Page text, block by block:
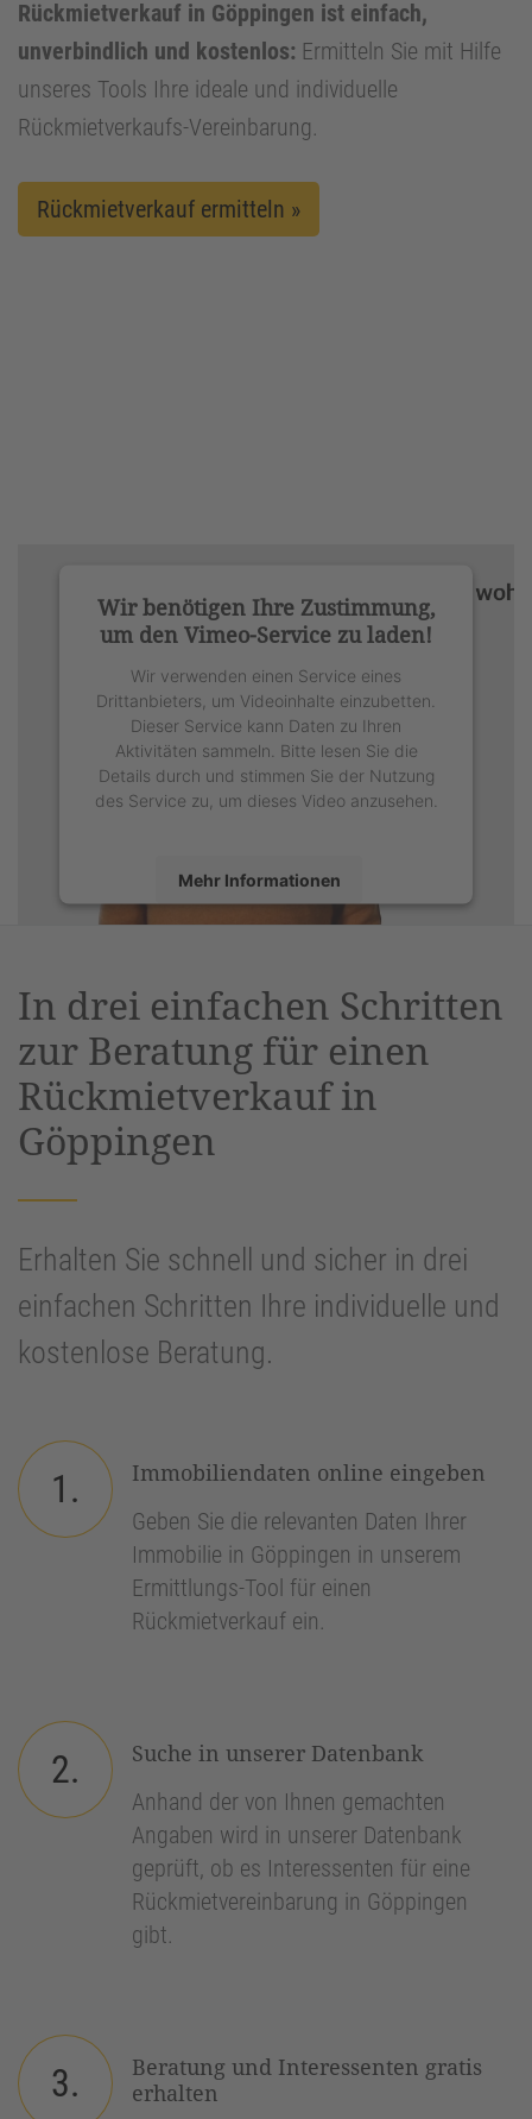
Rückmietverkauf in Göppingen ist einfach,
unverbindlich und kostenlos: Ermitteln Sie mit Hilfe
unseres Tools Ihre ideale und individuelle
Rückmietverkaufs-Vereinbarung.
Rückmietverkauf ermitteln »
Wir benötigen Ihre Zustimmung,
um den Vimeo-Service zu laden!
Wir verwenden einen Service eines
Drittanbieters, um Videoinhalte einzubetten.
Dieser Service kann Daten zu Ihren
Aktivitäten sammeln. Bitte lesen Sie die
Details durch und stimmen Sie der Nutzung
des Service zu, um dieses Video anzusehen.
Mehr Informationen
Management Platform&eRecht24
In drei einfachen Schritten
zur Beratung für einen
Rückmietverkauf in
Göppingen
Erhalten Sie schnell und sicher in drei
einfachen Schritten Ihre individuelle und
kostenlose Beratung.
1.
Immobiliendaten online eingeben
Geben Sie die relevanten Daten Ihrer
Immobilie in Göppingen in unserem
Ermittlungs-Tool für einen
Rückmietverkauf ein.
2.
Suche in unserer Datenbank
Anhand der von Ihnen gemachten
Angaben wird in unserer Datenbank
geprüft, ob es Interessenten für eine
Rückmietvereinbarung in Göppingen
gibt.
3.
Beratung und Interessenten gratis
erhalten